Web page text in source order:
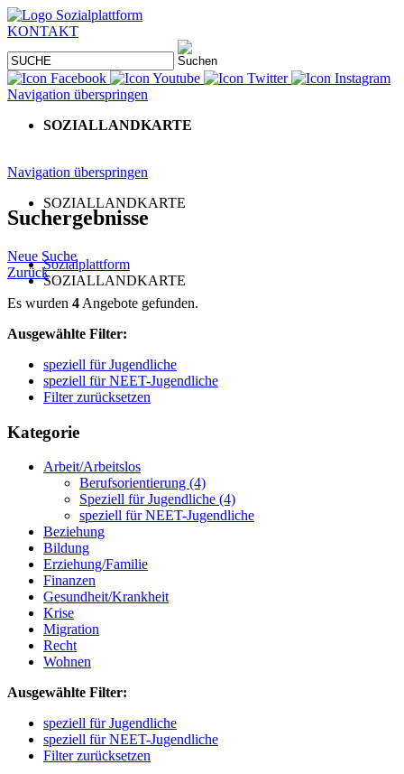
KONTAKT
Navigation überspringen
SOZIALLANDKARTE
Navigation überspringen
SOZIALLANDKARTE
Sozialplattform
SOZIALLANDKARTE
Suchergebnisse
Neue Suche
Zurück
Es wurden 4 Angebote gefunden.
Ausgewählte Filter:
speziell für Jugendliche
speziell für NEET-Jugendliche
Filter zurücksetzen
Kategorie
Arbeit/Arbeitslos
Berufsorientierung (4)
Speziell für Jugendliche (4)
speziell für NEET-Jugendliche
Beziehung
Bildung
Erziehung/Familie
Finanzen
Gesundheit/Krankheit
Krise
Migration
Recht
Wohnen
Ausgewählte Filter:
speziell für Jugendliche
speziell für NEET-Jugendliche
Filter zurücksetzen